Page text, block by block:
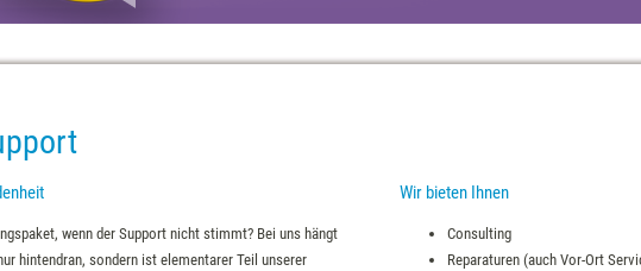
wenn der Support nicht stimmt? Bei uns hängt
hintendran, sondern ist elementarer Teil unserer
Wir bieten Ihnen
Consulting
Reparaturen (auch Vor-Ort